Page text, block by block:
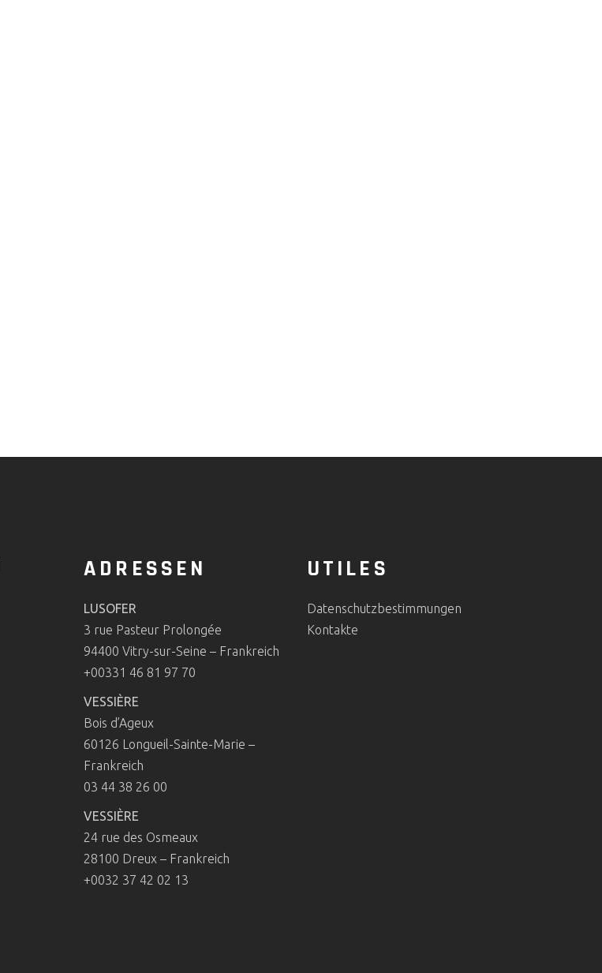
ADRESSEN
LUSOFER
3 rue Pasteur Prolongée
94400 Vitry-sur-Seine – Frankreich
+00331 46 81 97 70
VESSIÈRE
Bois d’Ageux
60126 Longueil-Sainte-Marie –
Frankreich
03 44 38 26 00
VESSIÈRE
24 rue des Osmeaux
28100 Dreux – Frankreich
+0032 37 42 02 13
UTILES
Datenschutzbestimmungen
Kontakte